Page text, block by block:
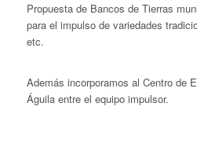
Propuesta de Bancos de Tierras
para el impulso de variedades
etc.
Además incorporamos al Centro de
Águila entre el equipo impulsor.